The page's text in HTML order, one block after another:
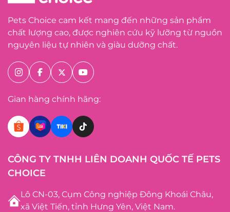
Pets Choice cam kết mang đến những sản phẩm
chất lượng cao, được nghiên cứu kỹ lưỡng từ nguồn
nguyên liệu tự nhiên và giàu dưỡng chất.
Gian hàng chính hãng:
CÔNG TY TNHH LIÊN DOANH QUỐC TẾ PETS
CHOICE
Lô CN-03, Cụm Công nghiệp Đông Khoái Châu,
xã Việt Tiến, tỉnh Hưng Yên, Việt Nam.